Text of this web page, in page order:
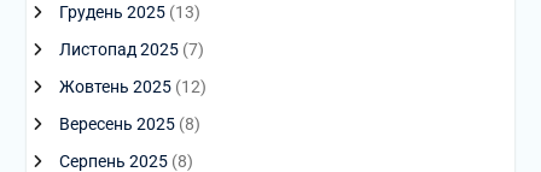
Грудень 2025(13)
Листопад 2025(7)
Жовтень 2025(12)
Вересень 2025(8)
Серпень 2025(8)